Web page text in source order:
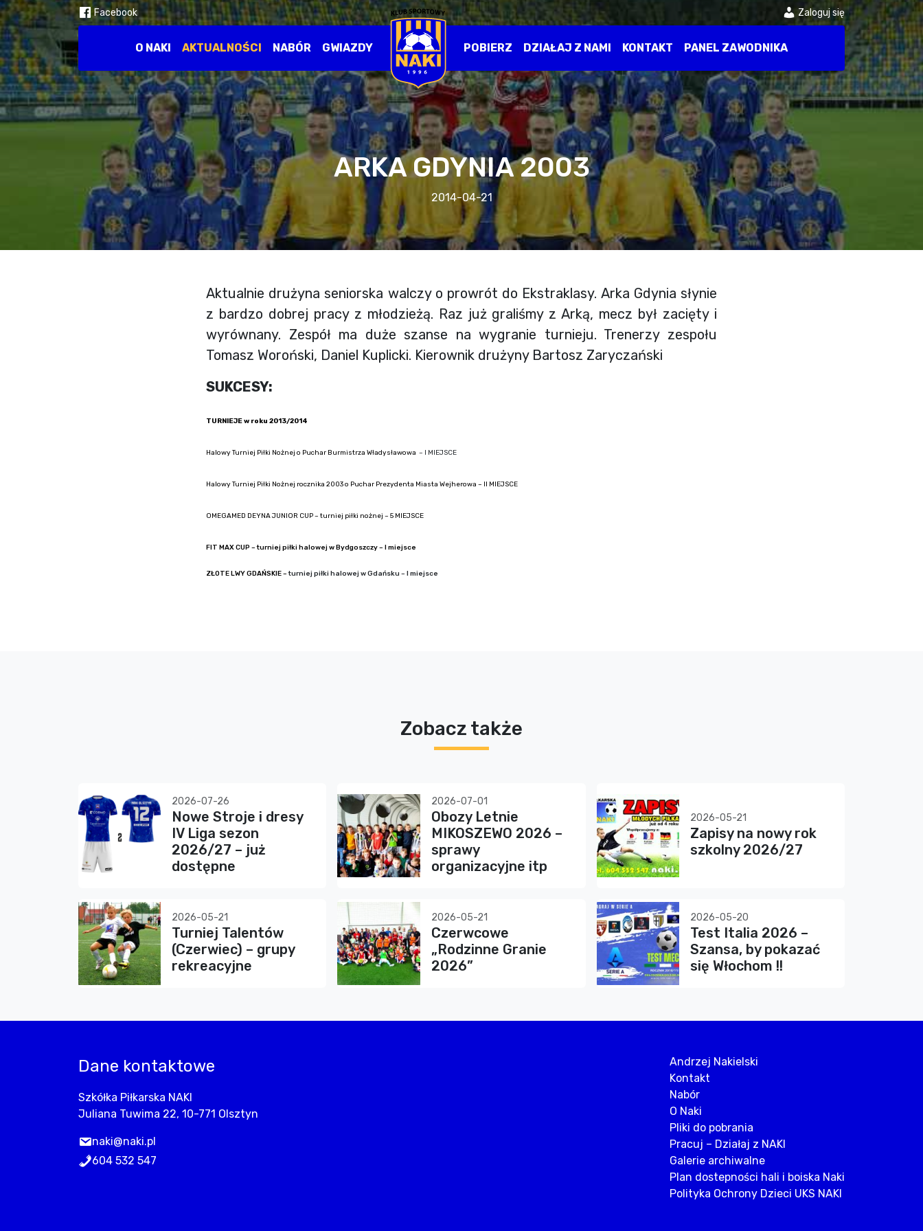
Facebook Zaloguj się
O NAKI AKTUALNOŚCI NABÓR GWIAZDY POBIERZ DZIAŁAJ Z NAMI KONTAKT PANEL ZAWODNIKA
ARKA GDYNIA 2003
2014-04-21
Aktualnie drużyna seniorska walczy o prowrót do Ekstraklasy. Arka Gdynia słynie
z bardzo dobrej pracy z młodzieżą. Raz już graliśmy z Arką, mecz był zacięty i
wyrównany. Zespół ma duże szanse na wygranie turnieju. Trenerzy zespołu
Tomasz Woroński, Daniel Kuplicki. Kierownik drużyny Bartosz Zaryczański
SUKCESY:
TURNIEJE w roku 2013/2014
Halowy Turniej Piłki Nożnej o Puchar Burmistrza Władysławowa – I MIEJSCE
Halowy Turniej Piłki Nożnej rocznika 2003 o Puchar Prezydenta Miasta Wejherowa – II MIEJSCE
OMEGAMED DEYNA JUNIOR CUP – turniej piłki nożnej – 5 MIEJSCE
FIT MAX CUP – turniej piłki halowej w Bydgoszczy – I miejsce
ZŁOTE LWY GDAŃSKIE –turniej piłki halowej w Gdańsku – I miejsce
Zobacz także
2026-07-26
Nowe Stroje i dresy
IV Liga sezon
2026/27 – już
dostępne
2026-07-01
Obozy Letnie
MIKOSZEWO 2026 –
sprawy
organizacyjne itp
2026-05-21
Zapisy na nowy rok
szkolny 2026/27
2026-05-21
Turniej Talentów
(Czerwiec) – grupy
rekreacyjne
2026-05-21
Czerwcowe
„Rodzinne Granie
2026”
2026-05-20
Test Italia 2026 –
Szansa, by pokazać
się Włochom !!
Dane kontaktowe
Szkółka Piłkarska NAKI
Juliana Tuwima 22, 10-771 Olsztyn
naki@naki.pl
604 532 547
Andrzej Nakielski
Kontakt
Nabór
O Naki
Pliki do pobrania
Pracuj – Działaj z NAKI
Galerie archiwalne
Plan dostepności hali i boiska Naki
Polityka Ochrony Dzieci UKS NAKI